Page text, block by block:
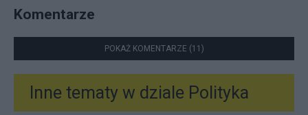
Komentarze
POKAŻ KOMENTARZE (11)
Inne tematy w dziale Polityka